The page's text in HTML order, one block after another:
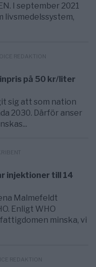
I september 2021
livsmedelssystem,
REDAKTION
på 50 kr/liter
sig att som nation
2030. Därför anser
injektioner till 14
Malmefeldt
Enligt WHO
minska, vi
REDAKTION